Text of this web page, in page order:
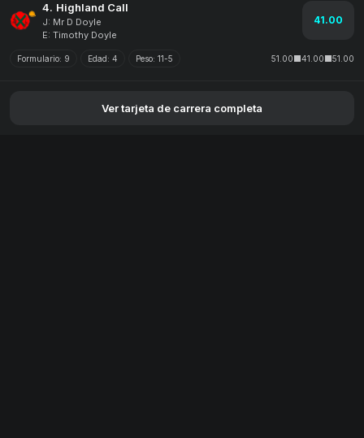
4. Highland Call
J: Mr D Doyle
E: Timothy Doyle
41.00
Formulario: 9 Edad: 4 Peso: 11-5 51.00 41.00 51.00
Ver tarjeta de carrera completa